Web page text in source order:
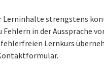
Lerninhalte strengstens
in der Aussprache
Lernkurs